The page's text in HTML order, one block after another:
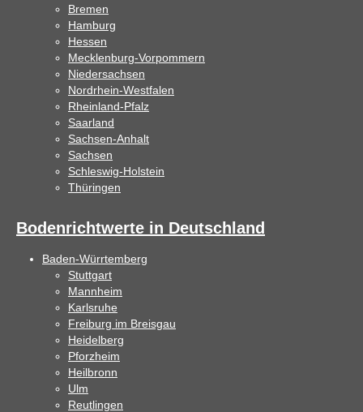
Bremen
Hamburg
Hessen
Mecklenburg-Vorpommern
Niedersachsen
Nordrhein-Westfalen
Rheinland-Pfalz
Saarland
Sachsen-Anhalt
Sachsen
Schleswig-Holstein
Thüringen
Bodenrichtwerte in Deutschland
Baden-Würrtemberg
Stuttgart
Mannheim
Karlsruhe
Freiburg im Breisgau
Heidelberg
Pforzheim
Heilbronn
Ulm
Reutlingen